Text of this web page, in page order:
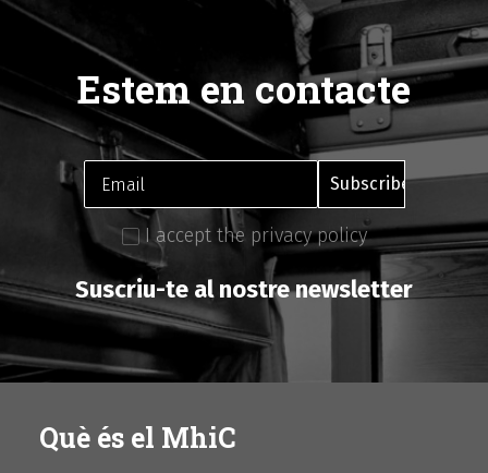
Estem en contacte
I accept the privacy policy
Suscriu-te al nostre newsletter
Què és el MhiC